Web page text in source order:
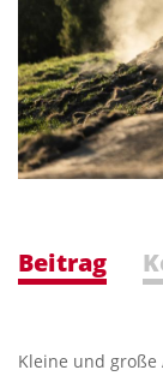
Beitrag
Kleine und große